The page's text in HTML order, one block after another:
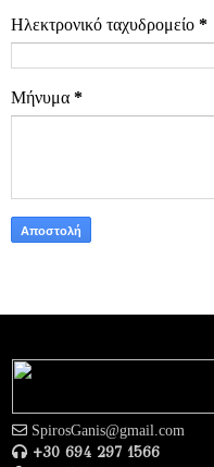
Ηλεκτρονικό ταχυδρομείο *
Μήνυμα *
SpirosGanis@gmail.com
+30 694 297 1566